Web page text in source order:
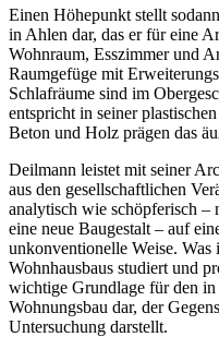
Einen Höhepunkt stellt
in Ahlen dar, das er für eine
Wohnraum, Esszimmer und
Raumgefüge mit
Schlafräume sind im
entspricht in seiner
Beton und Holz prägen das
Deilmann leistet mit seiner
aus den gesellschaftlichen
analytisch wie schöpferisch –
eine neue Baugestalt – auf
unkonventionelle Weise. Was
Wohnhausbaus studiert und
wichtige Grundlage für den in
Wohnungsbau dar, der
Untersuchung darstellt.